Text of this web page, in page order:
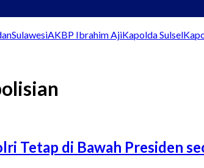
SulawesiAKBP Ibrahim AjiKapolda Sulsel
Tetap di Bawah Presiden